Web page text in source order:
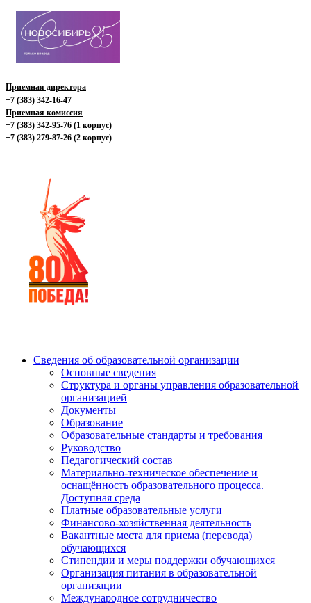
Приемная директора
+7 (383) 342-16-47
Приемная комиссия
+7 (383) 342-95-76 (1 корпус)
+7 (383) 279-87-26 (2 корпус)
Сведения об образовательной организации
Основные сведения
Структура и органы управления образовательной
организацией
Документы
Образование
Образовательные стандарты и требования
Руководство
Педагогический состав
Материально-техническое обеспечение и
оснащённость образовательного процесса.
Доступная среда
Платные образовательные услуги
Финансово-хозяйственная деятельность
Вакантные места для приема (перевода)
обучающихся
Стипендии и меры поддержки обучающихся
Организация питания в образовательной
организации
Международное сотрудничество